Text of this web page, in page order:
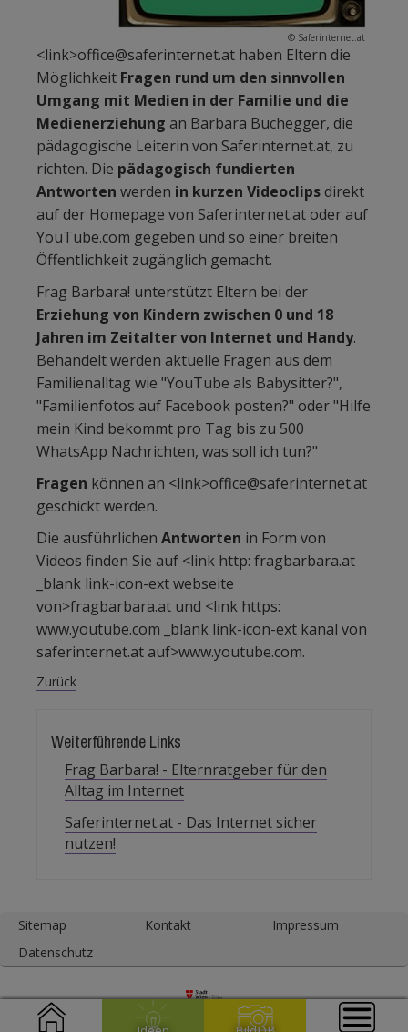
© Saferinternet.at
<link>office@saferinternet.at haben Eltern die
Möglichkeit Fragen rund um den sinnvollen
Umgang mit Medien in der Familie und die
Medienerziehung an Barbara Buchegger, die
pädagogische Leiterin von Saferinternet.at, zu
richten. Die pädagogisch fundierten
Antworten werden in kurzen Videoclipsdirekt
auf der Homepage von Saferinternet.at oder auf
YouTube.com gegeben und so einer breiten
Öffentlichkeit zugänglich gemacht.
Frag Barbara! unterstützt Eltern bei der
Erziehung von Kindern zwischen 0 und 18
Jahren im Zeitalter von Internet und Handy.
Behandelt werden aktuelle Fragen aus dem
Familienalltag wie "YouTube als Babysitter?",
"Familienfotos auf Facebook posten?" oder "Hilfe
mein Kind bekommt pro Tag bis zu 500
WhatsApp Nachrichten, was soll ich tun?"
Fragen können an <link>office@saferinternet.at
geschickt werden.
Die ausführlichen Antworten in Form von
Videos finden Sie auf <link http: fragbarbara.at
_blank link-icon-ext webseite
von>fragbarbara.at und <link https:
www.youtube.com _blank link-icon-ext kanal von
saferinternet.at auf>www.youtube.com.
Zurück
Weiterführende Links
Frag Barbara! - Elternratgeber für den
Alltag im Internet
Saferinternet.at - Das Internet sicher
nutzen!
Sitemap Kontakt
Impressum
Datenschutz